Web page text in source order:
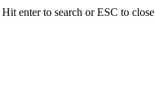
Hit enter to search or ESC to close